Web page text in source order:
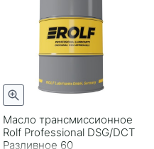
Масло трансмиссионное
Rolf Professional DSG/DCT
Разливное 60